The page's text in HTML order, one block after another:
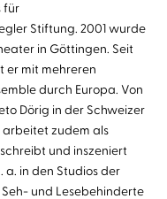
für
Stiftung. 2001 wurde
in Göttingen. Seit
er mit mehreren
durch Europa. Von
Dörig in der Schweizer
arbeitet zudem als
und inszeniert
a. in den Studios der
und Lesebehinderte